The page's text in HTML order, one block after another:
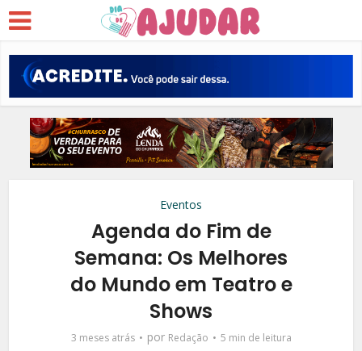
Eventos
Agenda do Fim de
Semana: Os Melhores
do Mundo em Teatro e
Shows
3 meses atrás por Redação 5 min de leitura